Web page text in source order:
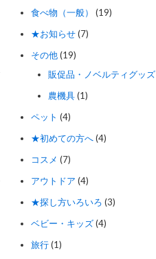
食べ物（一般）
(19)
★お知らせ(7)
その他(19)
販促品・ノベルティグッズ
農機具(1)
ペット (4)
★初めての方へ(4)
コスメ (7)
アウトドア (4)
★探し方いろいろ (3)
ベビー・キッズ(4)
旅行(1)